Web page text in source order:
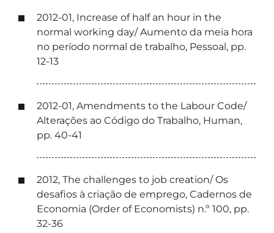
2012-01, Increase of half an hour in the
normal working day/ Aumento da meia hora
no período normal de trabalho, Pessoal, pp.
12-13
2012-01, Amendments to the Labour Code/
Alterações ao Código do Trabalho, Human,
pp. 40-41
2012, The challenges to job creation/ Os
desafios à criação de emprego, Cadernos de
Economia (Order of Economists) n.º 100, pp.
32-36